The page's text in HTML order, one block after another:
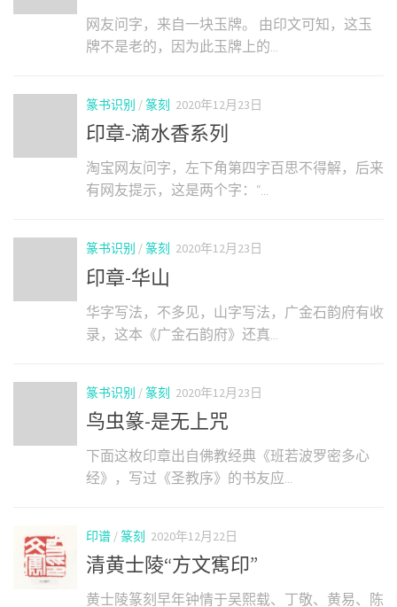
网友问字，来自一块玉牌。 由印文可知，这玉
牌不是老的，因为此玉牌上的...
篆书识别 / 篆刻 2020年12月23日
印章-滴水香系列
淘宝网友问字，左下角第四字百思不得解，后来
有网友提示，这是两个字：“...
篆书识别 / 篆刻 2020年12月23日
印章-华山
华字写法，不多见，山字写法，广金石韵府有收
录，这本《广金石韵府》还真...
篆书识别 / 篆刻 2020年12月23日
鸟虫篆-是无上咒
下面这枚印章出自佛教经典《班若波罗密多心
经》，写过《圣教序》的书友应...
印谱 / 篆刻 2020年12月22日
清黄士陵“方文寯印”
黄士陵篆刻早年钟情于吴熙载、丁敬、黄易、陈